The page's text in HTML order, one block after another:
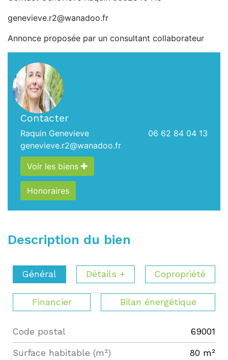
genevieve.r2@wanadoo.fr
Annonce proposée par un consultant collaborateur
Contacter
Raquin Genevieve
06 62 84 04 13
genevieve.r2@wanadoo.fr
Voir les biens
Honoraires
Description du bien
Général Détails + Copropriété
Financier Bilan énergétique
Label Value
Code postal 69001
Surface habitable (m²) 80 m²